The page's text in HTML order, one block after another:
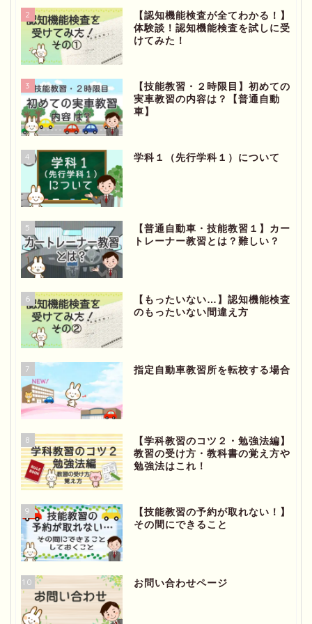
2
【認知機能検査が全てわかる！】
体験談！認知機能検査を試しに受
けてみた！
3
【技能教習・２時限目】初めての
実車教習の内容は？【普通自動
車】
4 学科１（先行学科１）について
5
【普通自動車・技能教習１】カー
トレーナー教習とは？難しい？
6
【もったいない…】認知機能検査
のもったいない間違え方
7 指定自動車教習所を転校する場合
8
【学科教習のコツ２・勉強法編】
教習の受け方・教科書の覚え方や
勉強法はこれ！
9
【技能教習の予約が取れない！】
その間にできること
10 お問い合わせページ
プロフィール